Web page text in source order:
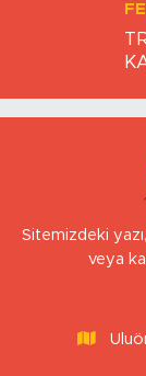
Sitemizdeki
veya